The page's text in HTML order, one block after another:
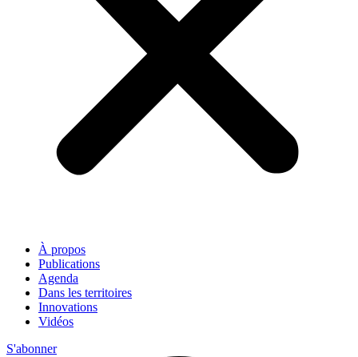
À propos
Publications
Agenda
Dans les territoires
Innovations
Vidéos
S'abonner